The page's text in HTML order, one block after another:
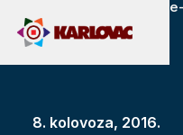
8. kolovoza, 2016.